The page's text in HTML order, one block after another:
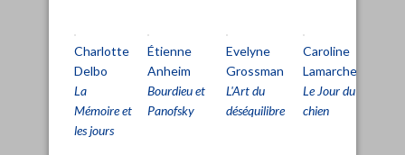
Charlotte
Delbo
La
Mémoire et
les jours
Étienne
Anheim
Bourdieu et
Panofsky
Evelyne
Grossman
L'Art du
déséquilibre
Caroline
Lamarche
Le Jour du
chien